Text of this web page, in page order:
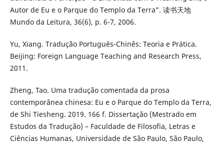
Autor de Eu e o Parque do Templo da Terra”. 读书天地
Mundo da Leitura, 36(6), p. 6-7, 2006.
Yu, Xiang. Tradução Português-Chinês: Teoria e Prática.
Beijing: Foreign Language Teaching and Research Press,
2011.
Zheng, Tao. Uma tradução comentada da prosa
contemporânea chinesa: Eu e o Parque do Templo da Terra,
de Shi Tiesheng. 2019. 166 f. Dissertação (Mestrado em
Estudos da Tradução) – Faculdade de Filosofia, Letras e
Ciências Humanas, Universidade de São Paulo, São Paulo,